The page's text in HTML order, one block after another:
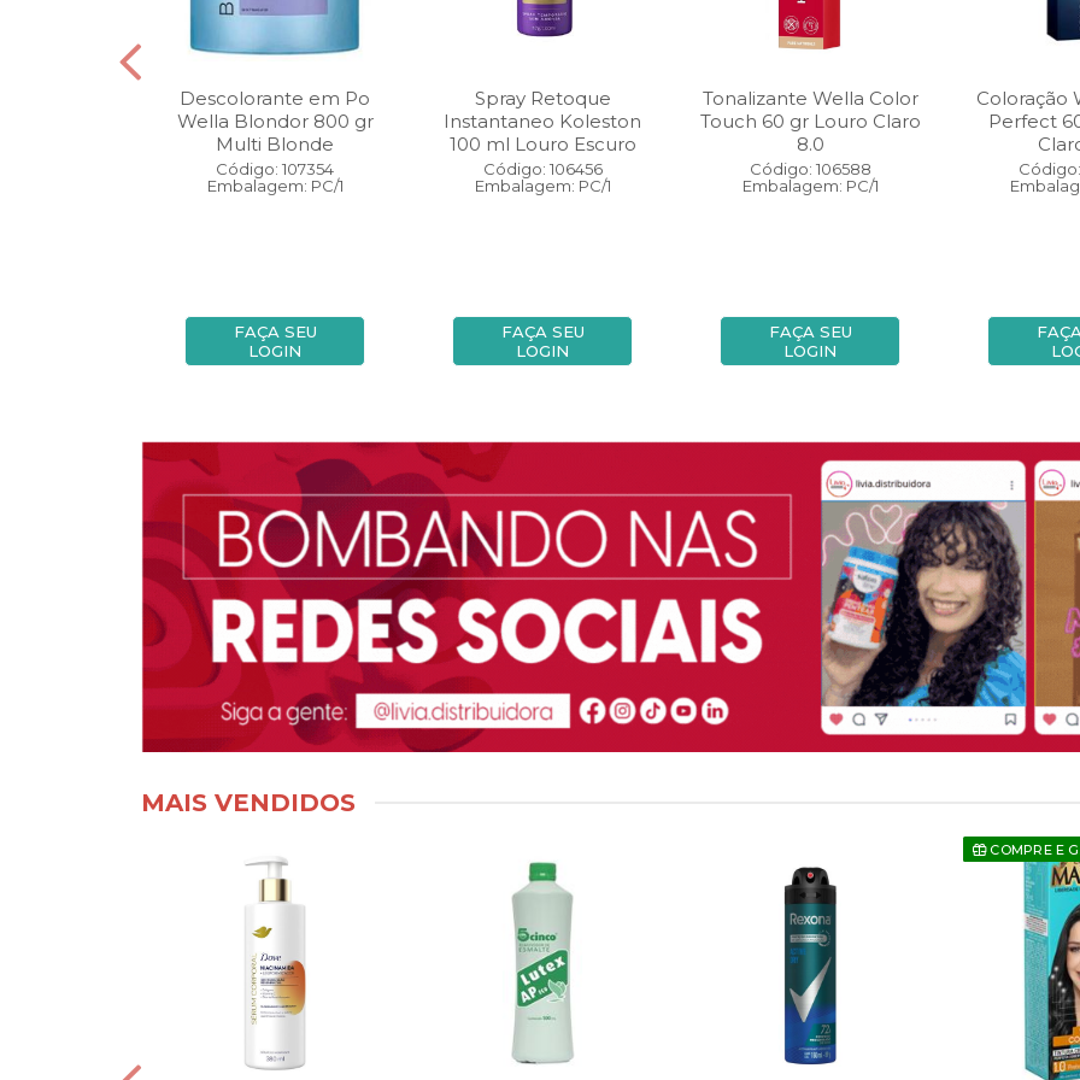
Descolorante em Po
Wella Blondor 800 gr
Multi Blonde
Código: 107354
Embalagem: PC/1
FAÇA SEU
LOGIN
Spray Retoque
Instantaneo Koleston
100 ml Louro Escuro
Código: 106456
Embalagem: PC/1
FAÇA SEU
LOGIN
Tonalizante Wella Color
Touch 60 gr Louro Claro
8.0
Código: 106588
Embalagem: PC/1
FAÇA SEU
LOGIN
Coloração
Perfect
MAIS VENDIDOS
COMPRE E